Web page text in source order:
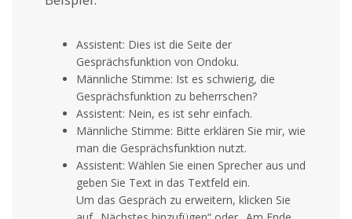
Assistent: Dies ist die Seite der
Gesprächsfunktion von Ondoku.
Männliche Stimme: Ist es schwierig, die
Gesprächsfunktion zu beherrschen?
Assistent: Nein, es ist sehr einfach.
Männliche Stimme: Bitte erklären Sie mir, wie
man die Gesprächsfunktion nutzt.
Assistent: Wählen Sie einen Sprecher aus und
geben Sie Text in das Textfeld ein.
Um das Gespräch zu erweitern, klicken Sie